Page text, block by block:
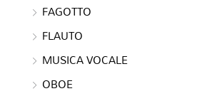
FAGOTTO
FLAUTO
MUSICA VOCALE
OBOE